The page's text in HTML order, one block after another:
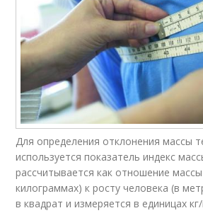
Для определения отклонения массы
используется показатель индекс
рассчитывается как отношение
килограммах) к росту человека (в
в квадрат и измеряется в единицах кг/